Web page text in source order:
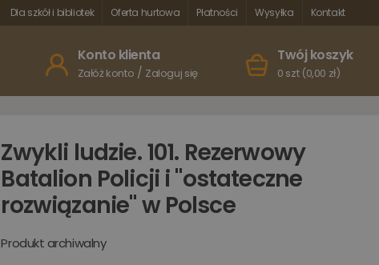
Dla szkół i bibliotek Oferta hurtowa Płatności Wysyłka Kontakt
Konto klienta
Załóż konto / Zaloguj się
Twój koszyk
0 szt (0,00 zł)
Zwykli ludzie. 101. Rezerwowy
Batalion Policji i "ostateczne
rozwiązanie" w Polsce
Produkt archiwalny